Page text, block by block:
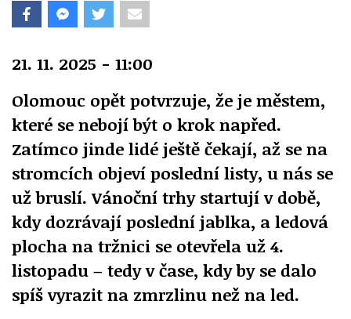
21. 11. 2025 - 11:00
Olomouc opět potvrzuje, že je městem,
které se nebojí být o krok napřed.
Zatímco jinde lidé ještě čekají, až se na
stromcích objeví poslední listy, u nás se
už bruslí. Vánoční trhy startují v době,
kdy dozrávají poslední jablka, a ledová
plocha na tržnici se otevřela už 4.
listopadu – tedy v čase, kdy by se dalo
spíš vyrazit na zmrzlinu než na led.